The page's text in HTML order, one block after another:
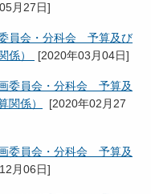
月27日]
員会・分科会 予算及び
係）
[2020年03月04日]
委員会・分科会 予算及
関係）
[2020年02月27
委員会・分科会 予算及
月06日]